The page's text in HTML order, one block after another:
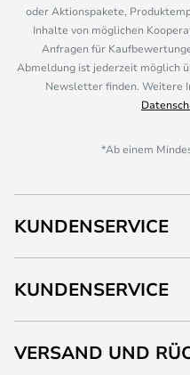
oder Aktionspakete,
Inhalte von möglichen
Anfragen für
Abmeldung ist jederzeit möglich
Newsletter finden. Weitere
*Ab einem
KUNDENSERVICE
KUNDENSERVICE
VERSAND UND